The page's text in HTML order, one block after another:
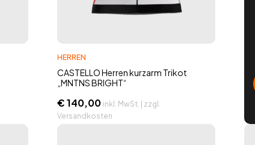
HERREN
CASTELLO Herren kurzarm Trikot
„MNTNS BRIGHT“
€140,00 inkl. MwSt. | zzgl.
Versandkosten